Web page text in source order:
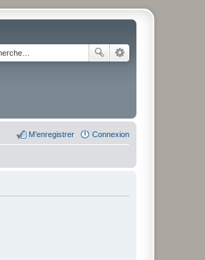
Connexion
M’enregistrer